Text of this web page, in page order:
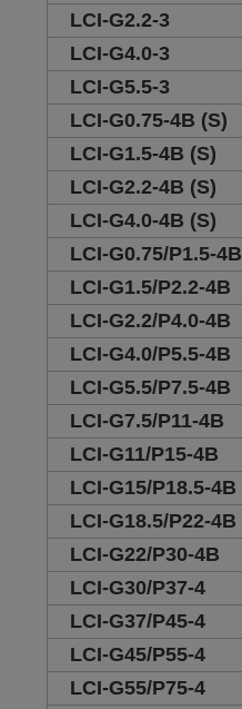
LCI-G2.2-3
LCI-G4.0-3
LCI-G5.5-3
LCI-G0.75-4B (S)
LCI-G1.5-4B (S)
LCI-G2.2-4B (S)
LCI-G4.0-4B (S)
LCI-G0.75/P1.5-4B
LCI-G1.5/P2.2-4B
LCI-G2.2/P4.0-4B
LCI-G4.0/P5.5-4B
LCI-G5.5/P7.5-4B
LCI-G7.5/P11-4B
LCI-G11/P15-4B
LCI-G15/P18.5-4B
LCI-G18.5/P22-4B
LCI-G22/P30-4B
LCI-G30/P37-4
LCI-G37/P45-4
LCI-G45/P55-4
LCI-G55/P75-4